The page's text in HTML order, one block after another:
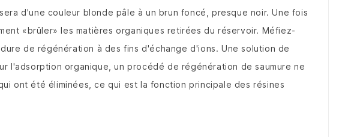
d'une couleur blonde pâle à un brun foncé, presque noir.Une fois
«brûler» les matières organiques retirées du réservoir. Méfiez-
de régénération à des fins d'échange d'ions.Une solution de
l'adsorption organique, un procédé de régénération de saumure ne
ont été éliminées, ce qui est la fonction principale des résines